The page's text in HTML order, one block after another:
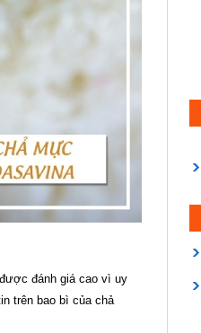
đánh giá cao vì uy
trên bao bì của chả